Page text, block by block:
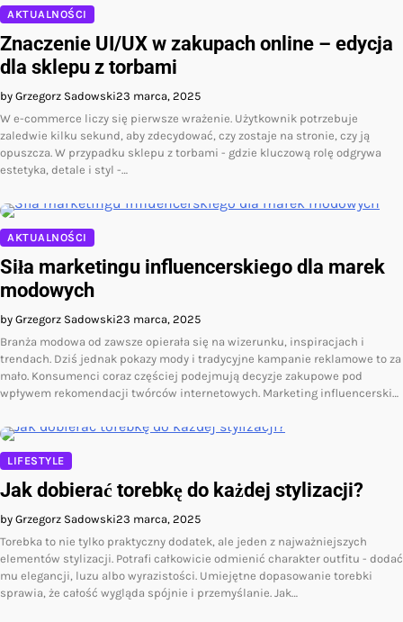
AKTUALNOŚCI
Znaczenie UI/UX w zakupach online – edycja
dla sklepu z torbami
by Grzegorz Sadowski23 marca, 2025
W e-commerce liczy się pierwsze wrażenie. Użytkownik potrzebuje
zaledwie kilku sekund, aby zdecydować, czy zostaje na stronie, czy ją
opuszcza. W przypadku sklepu z torbami - gdzie kluczową rolę odgrywa
estetyka, detale i styl -…
AKTUALNOŚCI
Siła marketingu influencerskiego dla marek
modowych
by Grzegorz Sadowski23 marca, 2025
Branża modowa od zawsze opierała się na wizerunku, inspiracjach i
trendach. Dziś jednak pokazy mody i tradycyjne kampanie reklamowe to za
mało. Konsumenci coraz częściej podejmują decyzje zakupowe pod
wpływem rekomendacji twórców internetowych. Marketing influencerski…
LIFESTYLE
Jak dobierać torebkę do każdej stylizacji?
by Grzegorz Sadowski23 marca, 2025
Torebka to nie tylko praktyczny dodatek, ale jeden z najważniejszych
elementów stylizacji. Potrafi całkowicie odmienić charakter outfitu - dodać
mu elegancji, luzu albo wyrazistości. Umiejętne dopasowanie torebki
sprawia, że całość wygląda spójnie i przemyślanie. Jak…